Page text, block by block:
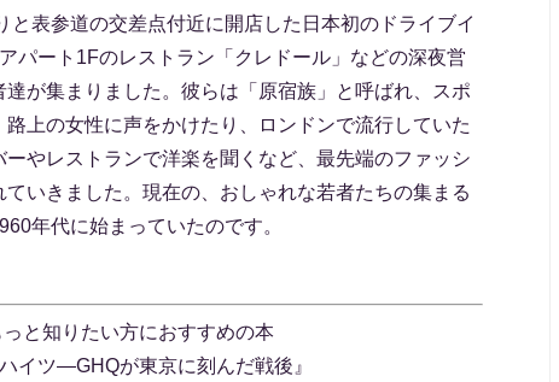
と表参道の交差点付近に開店した日本初のドライブイ
パート1Fのレストラン「クレドール」などの深夜営
が集まりました。彼らは「原宿族」と呼ばれ、スポ
上の女性に声をかけたり、ロンドンで流行していた
やレストランで洋楽を聞くなど、最先端のファッシ
いきました。現在の、おしゃれな若者たちの集まる
年代に始まっていたのです。
と知りたい方におすすめの本
イツ―GHQが東京に刻んだ戦後』